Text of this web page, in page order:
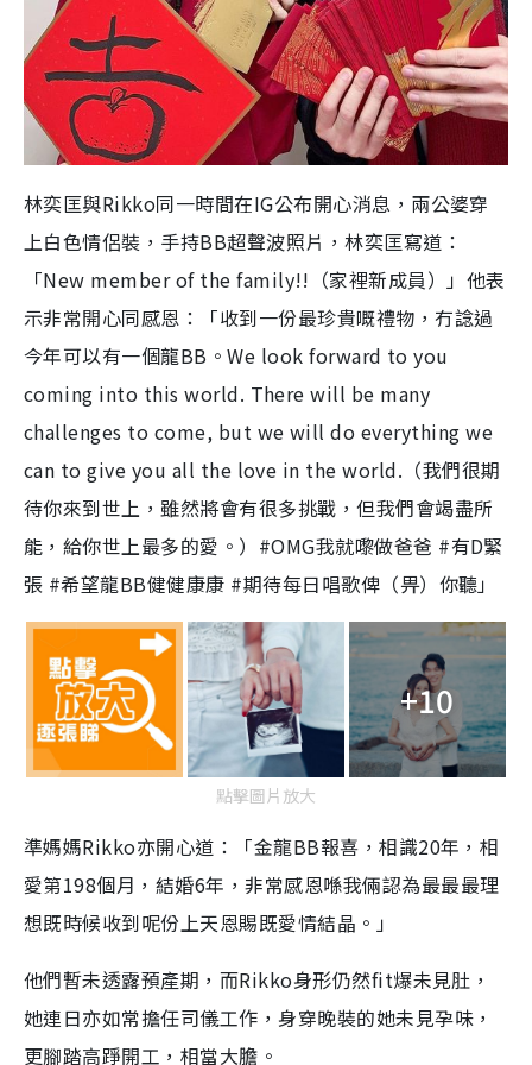
林奕匡與Rikko同一時間在IG公布開心消息，兩公婆穿
上白色情侶裝，手持BB超聲波照片，林奕匡寫道：
「New member of the family!!（家裡新成員）」他表
示非常開心同感恩：「收到一份最珍貴嘅禮物，冇諗過
今年可以有一個龍BB。We look forward to you
coming into this world. There will be many
challenges to come, but we will do everything we
can to give you all the love in the world.（我們很期
待你來到世上，雖然將會有很多挑戰，但我們會竭盡所
能，給你世上最多的愛。）#OMG我就嚟做爸爸 #有D緊
張 #希望龍BB健健康康 #期待每日唱歌俾（畀）你聽」
+10
點擊圖片放大
準媽媽Rikko亦開心道：「金龍BB報喜，相識20年，相
愛第198個月，結婚6年，非常感恩喺我倆認為最最最理
想既時候收到呢份上天恩賜既愛情結晶。」
他們暫未透露預產期，而Rikko身形仍然fit爆未見肚，
她連日亦如常擔任司儀工作，身穿晚裝的她未見孕味，
更腳踏高踭開工，相當大膽。